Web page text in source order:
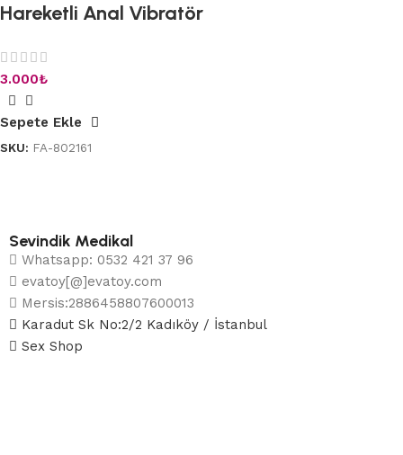
Hareketli Anal Vibratör
3.000₺
Sepete Ekle
SKU: FA-802161
Sevindik Medikal
Whatsapp: 0532 421 37 96
evatoy[@]evatoy.com
Mersis:2886458807600013
Karadut Sk No:2/2 Kadıköy / İstanbul
Sex Shop